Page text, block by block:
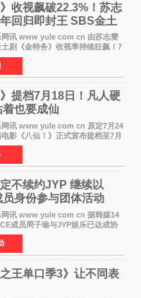
》收视飙破22.3%！苏志
回归即封王 SBS金土
生
讯 www yule com cn 由苏志燮
剧《金特务》收视率持续狂飙！7
6集全国平均收视率高达22 3%，
上26 4%，不仅再度刷新自身纪
时段
》提档7月18日！凡人硬
着也要成仙
yule com cn 原定7月24
电影《八仙！》正式宣布提档至7月
动画大片将八仙过海，各显神通
DNA里的俗语玩出了新花样——影
不续约JYP 继续以
身份参与团体活动
www yule com cn 据韩媒14
成员周子瑜与JYP娱乐已达成协
人专属合约，但她将继续参与
团体活动。 周子瑜于2015年通
王单口季3》让不同表